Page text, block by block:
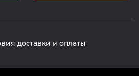
доставки и оплаты